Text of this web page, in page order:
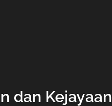
dan Kejayaan